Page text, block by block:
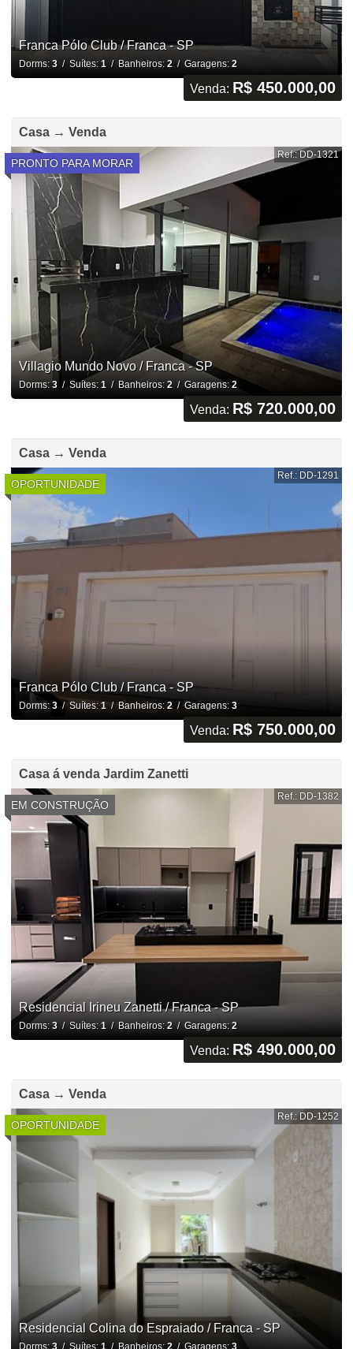
Franca Pólo Club / Franca - SP
Dorms: 3/ Suítes: 1/ Banheiros: 2/ Garagens: 2
Venda: R$ 450.000,00
Casa → Venda
PRONTO PARA MORAR
Ref.: DD-1321
Villagio Mundo Novo / Franca - SP
Dorms:3/ Suítes: 1/ Banheiros: 2/ Garagens:2
Venda: R$ 720.000,00
Casa → Venda
OPORTUNIDADE
Ref.: DD-1291
Franca Pólo Club / Franca - SP
Dorms: 3/ Suítes: 1 / Banheiros: 2/ Garagens: 3
Venda: R$ 750.000,00
Casa á venda Jardim Zanetti
EM CONSTRUÇÃO
Ref.: DD-1382
Residencial Irineu Zanetti / Franca - SP
Dorms: 3/ Suítes: 1/ Banheiros: 2/ Garagens: 2
Venda: R$ 490.000,00
Casa → Venda
OPORTUNIDADE
Ref.: DD-1252
Residencial Colina do Espraiado / Franca - SP
Dorms: 3/ Suítes: 1/ Banheiros: 2/ Garagens: 3